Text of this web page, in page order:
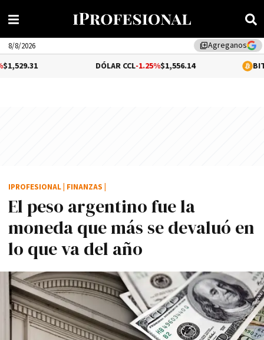
library_addAgreganos
8/8/2026
-1.25%$1,556.14 BITCOIN0.01%
El peso argentino fue la
moneda que más se devaluó en
lo que va del año
IPROFESIONAL FINANZAS